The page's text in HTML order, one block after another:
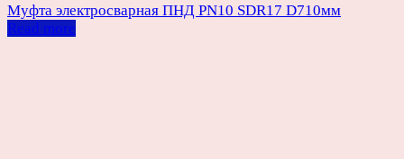
Муфта электросварная ПНД PN10 SDR17 D710мм
Read more